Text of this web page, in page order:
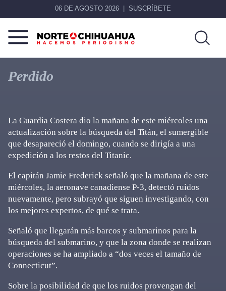
06 DE AGOSTO 2026 SUSCRÍBETE
Norte
De
Chihuahua
Más
que
noticias,
Perdido
La Guardia Costera dio la mañana de este miércoles una
actualización sobre la búsqueda del Titán, el sumergible
que desapareció el domingo, cuando se dirigía a una
expedición a los restos del Titanic.
El capitán Jamie Frederick señaló que la mañana de este
miércoles, la aeronave canadiense P-3, detectó ruidos
nuevamente, pero subrayó que siguen investigando, con
los mejores expertos, de qué se trata.
Señaló que llegarán más barcos y submarinos para la
búsqueda del submarino, y que la zona donde se realizan
operaciones se ha ampliado a “dos veces el tamaño de
Connecticut”.
Sobre la posibilidad de que los ruidos provengan del